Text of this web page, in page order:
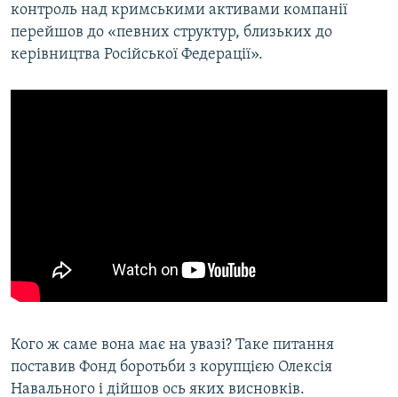
контроль над кримськими активами компанії
перейшов до «певних структур, близьких до
керівництва Російської Федерації».
Кого ж саме вона має на увазі? Таке питання
поставив Фонд боротьби з корупцією Олексія
Навального і дійшов ось яких висновків.